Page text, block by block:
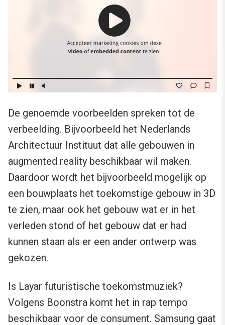
De genoemde voorbeelden spreken tot de
verbeelding. Bijvoorbeeld het Nederlands
Architectuur Instituut dat alle gebouwen in
augmented reality beschikbaar wil maken.
Daardoor wordt het bijvoorbeeld mogelijk op
een bouwplaats het toekomstige gebouw in 3D
te zien, maar ook het gebouw wat er in het
verleden stond of het gebouw dat er had
kunnen staan als er een ander ontwerp was
gekozen.
Is Layar futuristische toekomstmuziek?
Volgens Boonstra komt het in rap tempo
beschikbaar voor de consument. Samsung gaat